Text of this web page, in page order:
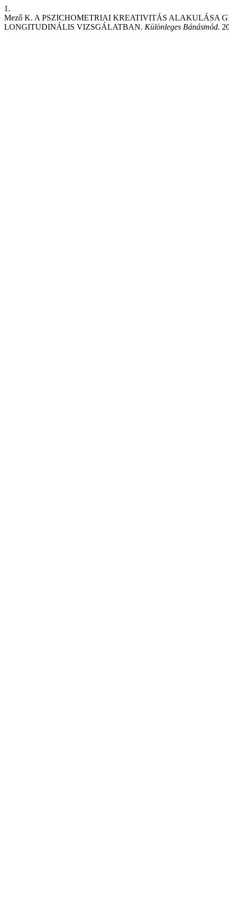
1.
Mező K. A PSZICHOMETRIAI KREATIVITÁS ALAKULÁSA
LONGITUDINÁLIS VIZSGÁLATBAN. Különleges Bánásmód.